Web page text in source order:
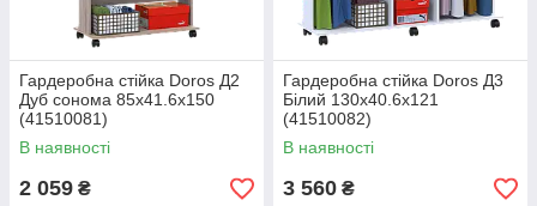
Гардеробна стійка Doros Д2
Дуб сонома 85х41.6х150
(41510081)
В наявності
2 059 ₴
Гардеробна стійка Doros Д3
Білий 130х40.6х121
(41510082)
В наявності
3 560 ₴